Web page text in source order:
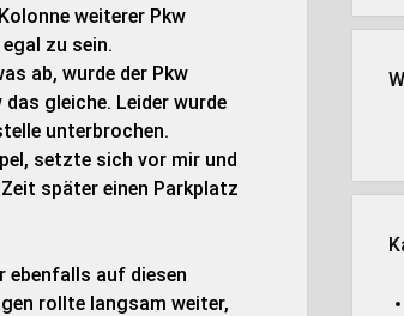
weiterer Pkw
zu sein.
ab, wurde der Pkw
gleiche. Leider wurde
unterbrochen.
setzte sich vor mir und
später einen Parkplatz
ebenfalls auf diesen
rollte langsam weiter,